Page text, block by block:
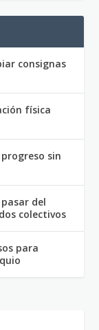
consignas
física
sin
del
colectivos
para